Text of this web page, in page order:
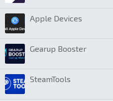
Apple Devices
Gearup Booster
SteamTools